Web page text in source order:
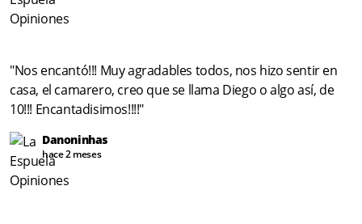
"Nos encantó!!! Muy agradables todos, nos hizo sentir en
casa, el camarero, creo que se llama Diego o algo así, de
10!!! Encantadisimos!!!!"
Danoninhas
hace 2 meses